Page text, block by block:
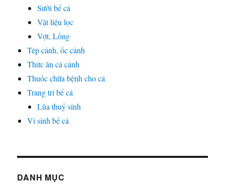
Sưởi bể cá
Vật liệu lọc
Vợt, Lồng
Tép cảnh, ốc cảnh
Thức ăn cá cảnh
Thuốc chữa bệnh cho cá
Trang trí bể cá
Lũa thuỷ sinh
Vi sinh bể cá
DANH MỤC